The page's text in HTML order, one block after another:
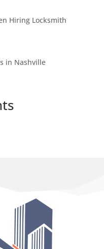
Hiring Locksmith
in Nashville